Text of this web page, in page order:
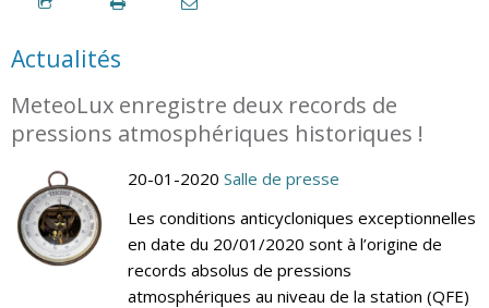
Actualités
MeteoLux enregistre deux records de
pressions atmosphériques historiques !
20-01-2020 Salle de presse
Les conditions anticycloniques exceptionnelles
en date du 20/01/2020 sont à l’origine de
records absolus de pressions
atmosphériques au niveau de la station (QFE)